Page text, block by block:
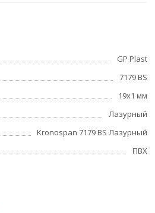
GP Plast
7179 BS
19x1 мм
Лазурный
Kronospan 7179 BS Лазурный
ПВХ